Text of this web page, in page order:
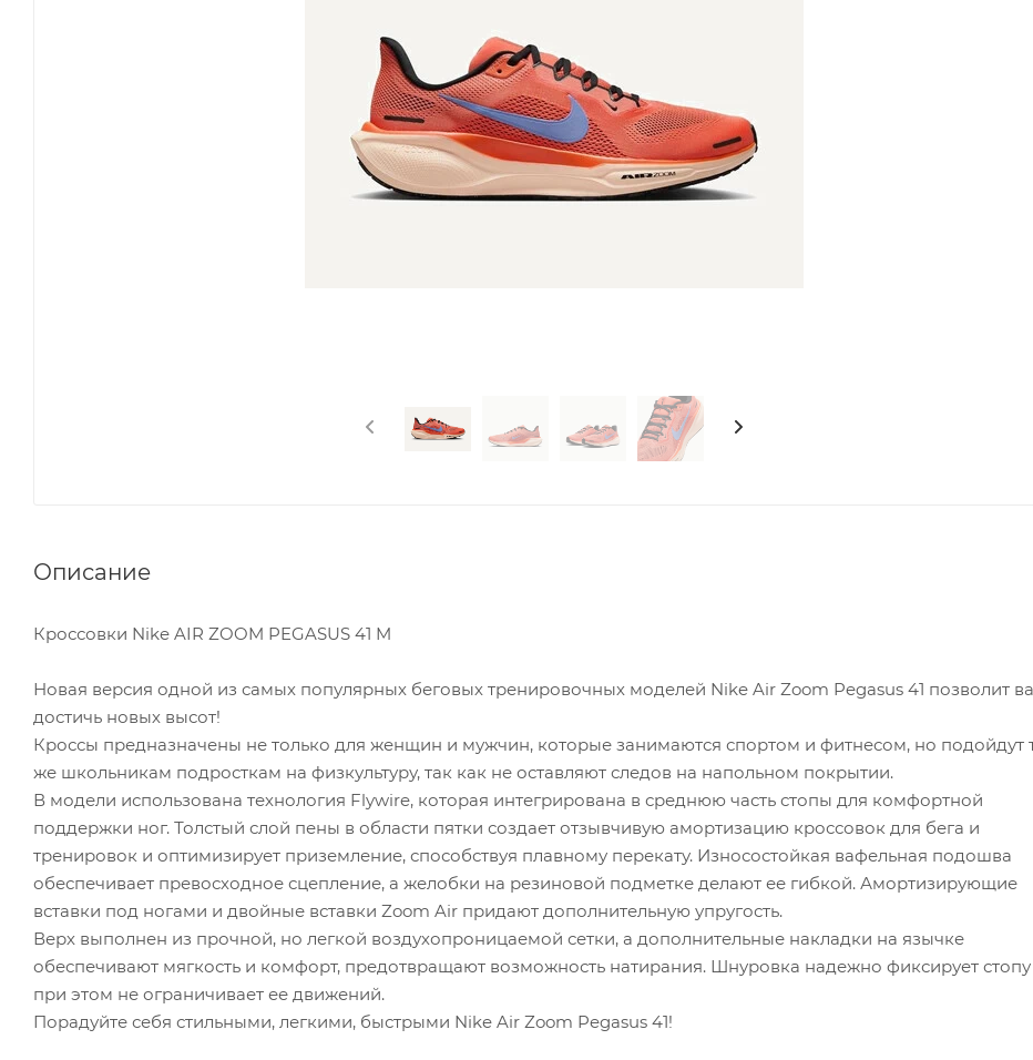
Описание
Кроссовки Nike AIR ZOOM PEGASUS 41 M
Новая версия одной из самых популярных беговых тренировочных моделей Nike Air Zoom Pegasus 41 позволит
достичь новых высот!
Кроссы предназначены не только для женщин и мужчин, которые занимаются спортом и фитнесом, но подойдут
же школьникам подросткам на физкультуру, так как не оставляют следов на напольном покрытии.
В модели использована технология Flywire, которая интегрирована в среднюю часть стопы для комфортной
поддержки ног. Толстый слой пены в области пятки создает отзывчивую амортизацию кроссовок для бега и
тренировок и оптимизирует приземление, способствуя плавному перекату. Износостойкая вафельная подошва
обеспечивает превосходное сцепление, а желобки на резиновой подметке делают ее гибкой. Амортизирующие
вставки под ногами и двойные вставки Zoom Air придают дополнительную упругость.
Верх выполнен из прочной, но легкой воздухопроницаемой сетки, а дополнительные накладки на язычке
обеспечивают мягкость и комфорт, предотвращают возможность натирания. Шнуровка надежно фиксирует
при этом не ограничивает ее движений.
Порадуйте себя стильными, легкими, быстрыми Nike Air Zoom Pegasus 41!